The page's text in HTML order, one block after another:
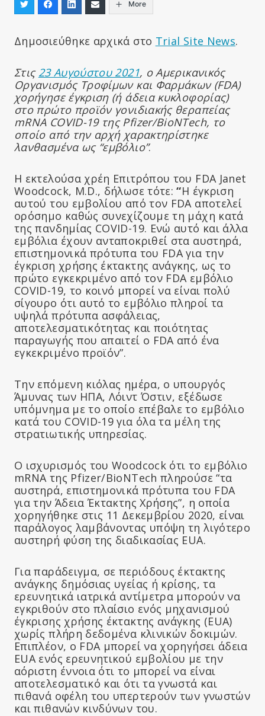
More
Δημοσιεύθηκε αρχικά στο Trial Site News.
Στις 23 Αυγούστου 2021, ο Αμερικανικός
Οργανισμός Τροφίμων και Φαρμάκων (FDA)
χορήγησε έγκριση (ή άδεια κυκλοφορίας)
στο πρώτο προϊόν γονιδιακής θεραπείας
mRNA COVID-19 της Pfizer/BioNTech, το
οποίο από την αρχή χαρακτηρίστηκε
λανθασμένα ως “εμβόλιο”.
Η εκτελούσα χρέη Επιτρόπου του FDA Janet
Woodcock, M.D., δήλωσε τότε:“Η έγκριση
αυτού του εμβολίου από τον FDA αποτελεί
ορόσημο καθώς συνεχίζουμε τη μάχη κατά
της πανδημίας COVID-19. Ενώ αυτό και άλλα
εμβόλια έχουν ανταποκριθεί στα αυστηρά,
επιστημονικά πρότυπα του FDA για την
έγκριση χρήσης έκτακτης ανάγκης, ως το
πρώτο εγκεκριμένο από τον FDA εμβόλιο
COVID-19, το κοινό μπορεί να είναι πολύ
σίγουρο ότι αυτό το εμβόλιο πληροί τα
υψηλά πρότυπα ασφάλειας,
αποτελεσματικότητας και ποιότητας
παραγωγής που απαιτεί ο FDA από ένα
εγκεκριμένο προϊόν”.
Την επόμενη κιόλας ημέρα, ο υπουργός
Άμυνας των ΗΠΑ, Λόιντ Όστιν, εξέδωσε
υπόμνημα με το οποίο επέβαλε το εμβόλιο
κατά του COVID-19 για όλα τα μέλη της
στρατιωτικής υπηρεσίας.
Ο ισχυρισμός του Woodcock ότι το εμβόλιο
mRNA της Pfizer/BioNTech πληρούσε “τα
αυστηρά, επιστημονικά πρότυπα του FDA
για την Άδεια Έκτακτης Χρήσης”, η οποία
χορηγήθηκε στις 11 Δεκεμβρίου 2020, είναι
παράλογος λαμβάνοντας υπόψη τη λιγότερο
αυστηρή φύση της διαδικασίας EUA.
Για παράδειγμα, σε περιόδους έκτακτης
ανάγκης δημόσιας υγείας ή κρίσης, τα
ερευνητικά ιατρικά αντίμετρα μπορούν να
εγκριθούν στο πλαίσιο ενός μηχανισμού
έγκρισης χρήσης έκτακτης ανάγκης (EUA)
χωρίς πλήρη δεδομένα κλινικών δοκιμών.
Επιπλέον, ο FDA μπορεί να χορηγήσει άδεια
EUA ενός ερευνητικού εμβολίου με την
αόριστη έννοια ότι το μπορεί να είναι
αποτελεσματικό και ότι τα γνωστά και
πιθανά οφέλη του υπερτερούν των γνωστών
και πιθανών κινδύνων του.